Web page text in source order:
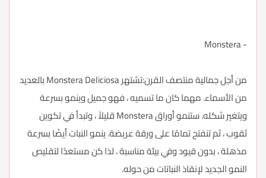
- Monstera
من أجل جمالية منتصف القرن:تشتهر Monstera Deliciosa بالعديد
من الأسماء. مهما كان ما تسميه ، فهو جميل وينمو بسرعة
ويتغير شكله. ستنمو أوراق Monstera قليلاً ، وتبدأ في تكوين
ثقوب ، ثم تنفتح تمامًا على ورقة عريضة. ينمو النبات أيضًا بسرعة
مذهلة ، بدون قيود وفي بيئة مناسبة ، لذا كن مستعدًا لتقليص
النمو الجديد لإنقاذ النباتات من حوله.